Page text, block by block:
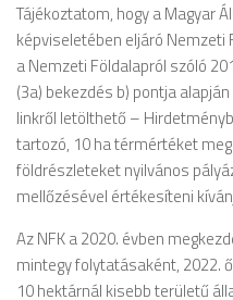
Tájékoztatom, hogy a Magyar
képviseletében eljáró Nemzeti
a Nemzeti Földalapról szóló
(3a) bekezdés b) pontja
linkről letölthető –
tartozó, 10 ha térmértéket
földrészleteket nyilvános
mellőzésével értékesíteni
Az NFK a 2020. évben
mintegy folytatásaként, 2022.
10 hektárnál kisebb területű